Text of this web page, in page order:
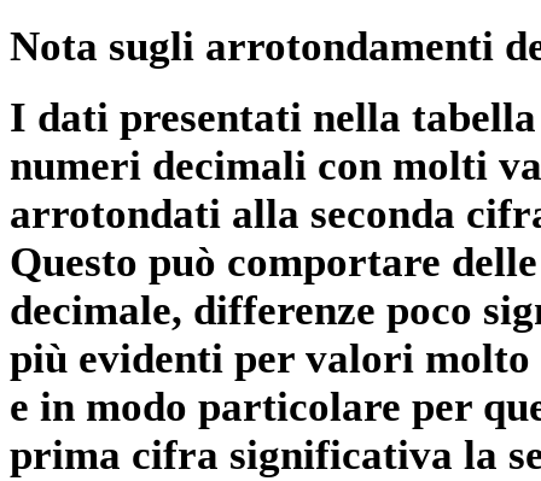
Nota sugli arrotondamenti
I dati presentati nella
numeri decimali con molti
arrotondati alla seconda
Questo può comportare
decimale, differenze poco
più evidenti per valori
e in modo particolare per
prima cifra significativa la